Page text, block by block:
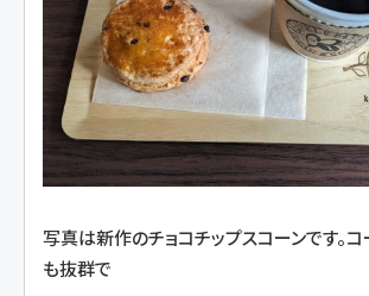
写真は新作のチョコチップスコーンです。
も抜群で